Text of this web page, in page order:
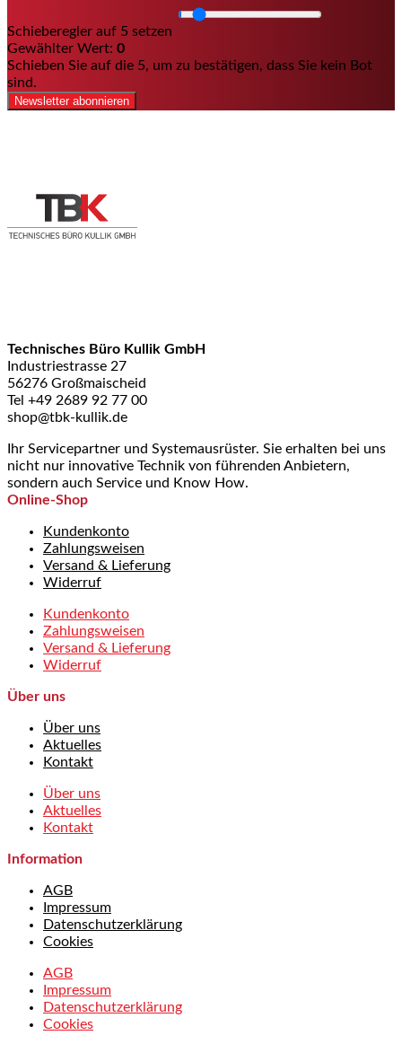
Schieberegler auf 5 setzen
Gewählter Wert: 0
Schieben Sie auf die 5, um zu bestätigen, dass Sie kein Bot
sind.
Newsletter abonnieren
Technisches Büro Kullik GmbH
Industriestrasse 27
56276 Großmaischeid
Tel +49 2689 92 77 00
shop@tbk-kullik.de
Ihr Servicepartner und Systemausrüster. Sie erhalten bei uns
nicht nur innovative Technik von führenden Anbietern,
sondern auch Service und Know How.
Online-Shop
Kundenkonto
Zahlungsweisen
Versand & Lieferung
Widerruf
Kundenkonto
Zahlungsweisen
Versand & Lieferung
Widerruf
Über uns
Über uns
Aktuelles
Kontakt
Über uns
Aktuelles
Kontakt
Information
AGB
Impressum
Datenschutzerklärung
Cookies
AGB
Impressum
Datenschutzerklärung
Cookies